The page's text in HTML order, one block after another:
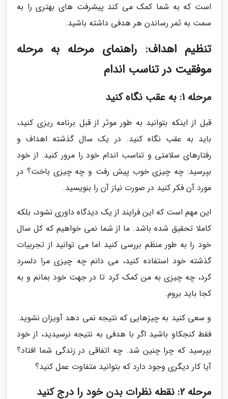
است که به شما کمک می کند پیشرفت های بهتری را به
سمت به ثمر رساندن هر هدفی داشته باشید.
تنظیم اهداف: راهنمای مرحله به مرحله
موفقیت در تناسب اندام
مرحله 1: به عقب نگاه کنید
قبل از اینکه بتوانید به طور موثر از قبل برنامه ریزی کنید،
باید به عقب نگاه کنید. در یک سال گذشته اهداف و
رفتارهای سلامتی و تناسب اندام خود را مرور کنید. از خود
بپرسید: چه چیزی خوب پیش رفت و چه چیزی باخت؟ در
مورد آن فکر کنید در صورت نیاز آن را بنویسید.
این مهم است که این فرایند از یک دیدگاه داوری نشود، بلکه
کاملا تحقیق شده باشد. ما از شما نمی خواهیم که کل سال
خود را به طور منظم بررسی کنید اما می توانید از تجربیات
گذشته خود استفاده کنید، می دانم چه چیزی مرا دلسرد
کرد، چه چیزی به من کمک کرد تا در جهت خود بمانم و به
کجا باید بروم.
و سعی کنید به چیزهایی که نتیجه نمی دهد آویزان نشوید.
فقط کنجکاو باشید اگر با هدفی به نتیجه نرسیدید، از خود
بپرسید که چرا چنین شد. چه اتفاقی در زندگی شما افتاد؟
آیا کار دیگری وجود دارد که بتوانید متفاوت عمل کنید؟
مرحله 2: نقطه نظرات بدن خود را درج کنید